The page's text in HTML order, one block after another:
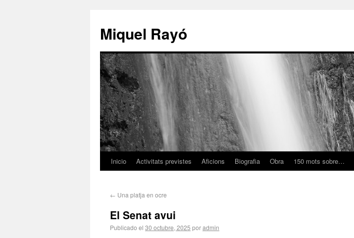
Miquel Rayó
Inicio Activitats previstes Aficions Biografia Obra 150 mots sobre…
← Una platja en ocre
El Senat avui
Publicado el 30 octubre, 2025 poradmin